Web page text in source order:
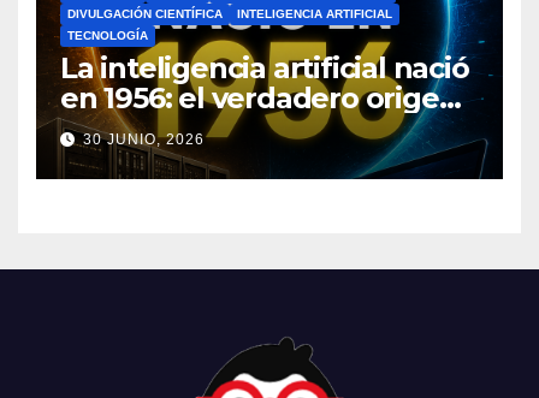
DIVULGACIÓN CIENTÍFICA
INTELIGENCIA ARTIFICIAL
TECNOLOGÍA
La inteligencia artificial nació
en 1956: el verdadero origen
de la IA que cambió el
mundo
30 JUNIO, 2026